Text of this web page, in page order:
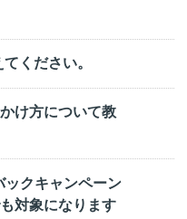
ください。
け方について教
クキャンペーン
対象になります